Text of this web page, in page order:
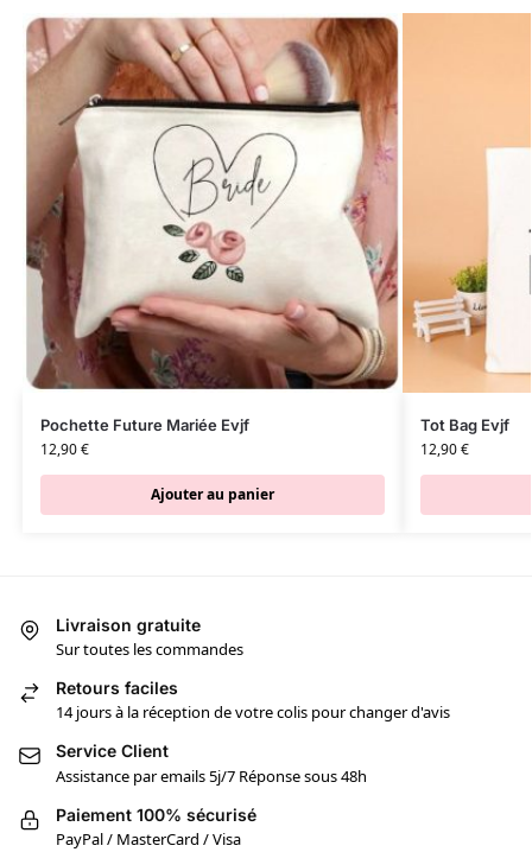
Pochette Future Mariée Evjf
12,90€
Ajouter au panier
Tot Bag Evjf
12,90€
Livraison gratuite
Sur toutes les commandes
Retours faciles
14 jours à la réception de votre colis pour changer d'avis
Service Client
Assistance par emails 5j/7 Réponse sous 48h
Paiement 100% sécurisé
PayPal / MasterCard / Visa